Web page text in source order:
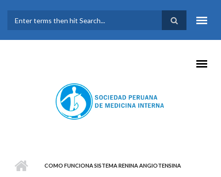
FORMULARIO DE
BÚSQUEDA
COMO FUNCIONA SISTEMA RENINA ANGIOTENSINA